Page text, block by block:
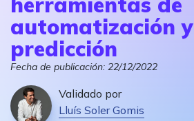
automatización y
predicción
Fecha de publicación: 22/12/2022
Validado por
Lluís Soler Gomis